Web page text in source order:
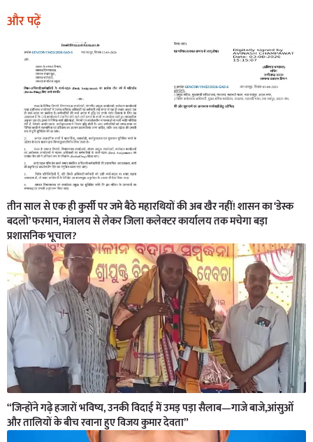
और पढ़ें
तीन साल से एक ही कुर्सी पर जमे बैठे महारथियों की अब खैर नहीं! शासन का ‘डेस्क
बदलो’ फरमान, मंत्रालय से लेकर जिला कलेक्टर कार्यालय तक मचेगा बड़ा
प्रशासनिक भूचाल?
“जिन्होंने गढ़े हजारों भविष्य, उनकी विदाई में उमड़ पड़ा सैलाब—गाजे बाजे,आंसुओं
और तालियों के बीच रवाना हुए विजय कुमार देवता”